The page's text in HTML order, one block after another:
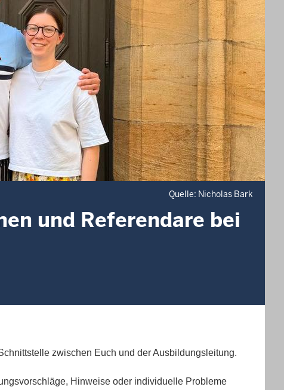
Quelle: Nicholas Bark
und Referendare bei
zwischen Euch und der Ausbildungsleitung.
Hinweise oder individuelle Probleme